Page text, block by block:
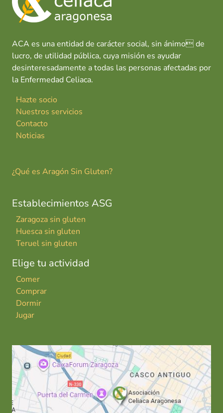
ACA es una entidad de carácter social, sin ánimo de
lucro, de utilidad pública, cuya misión es ayudar
desinteresadamente a todas las personas afectadas por
la Enfermedad Celiaca.
Hazte socio
Nuestros servicios
Contacto
Noticias
¿Qué es Aragón Sin Gluten?
Establecimientos ASG
Zaragoza sin gluten
Huesca sin gluten
Teruel sin gluten
Elige tu actividad
Comer
Comprar
Dormir
Jugar